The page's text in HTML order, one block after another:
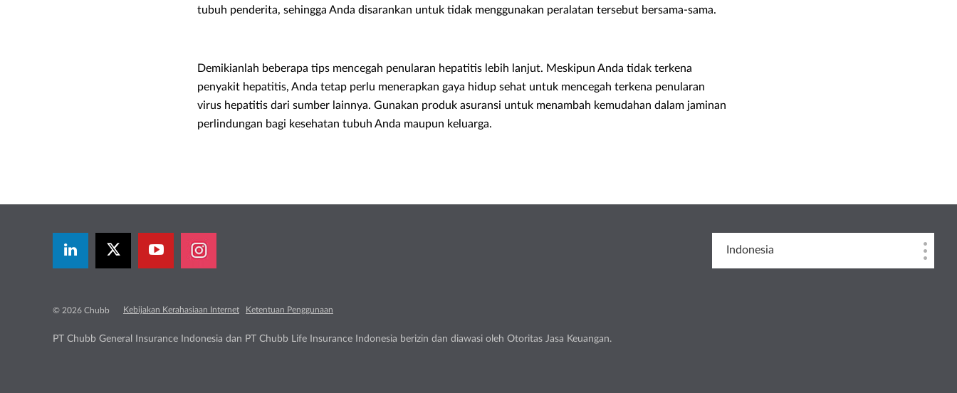
tubuh penderita, sehingga Anda disarankan untuk tidak menggunakan peralatan tersebut bersama-sama.
Demikianlah beberapa tips mencegah penularan hepatitis lebih lanjut. Meskipun Anda tidak terkena
penyakit hepatitis, Anda tetap perlu menerapkan gaya hidup sehat untuk mencegah terkena penularan
virus hepatitis dari sumber lainnya. Gunakan produk asuransi untuk menambah kemudahan dalam jaminan
perlindungan bagi kesehatan tubuh Anda maupun keluarga.
Indonesia
© 2026 Chubb Kebijakan Kerahasiaan Internet Ketentuan Penggunaan
PT Chubb General Insurance Indonesia dan PT Chubb Life Insurance Indonesia berizin dan diawasi oleh Otoritas Jasa Keuangan.